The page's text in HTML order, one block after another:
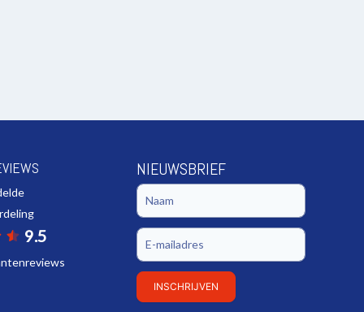
9.5
NIEUWSBRIEF
INSCHRIJVEN